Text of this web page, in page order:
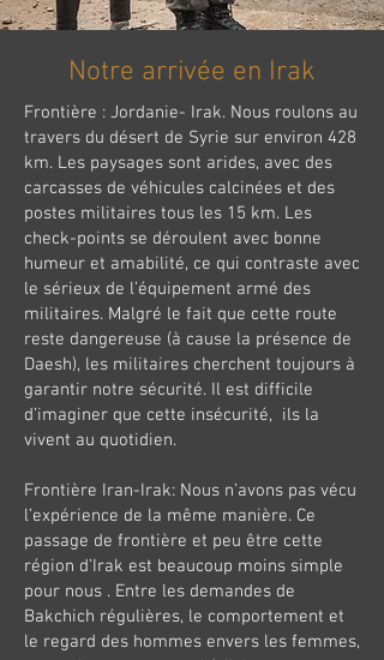
Notre arrivée en Irak
Frontière : Jordanie- Irak. Nous roulons au
travers du désert de Syrie sur environ 428
km. Les paysages sont arides, avec des
carcasses de véhicules calcinées et des
postes militaires tous les 15 km. Les
check-points se déroulent avec bonne
humeur et amabilité, ce qui contraste avec
le sérieux de l’équipement armé des
militaires. Malgré le fait que cette route
reste dangereuse (à cause la présence de
Daesh), les militaires cherchent toujours à
garantir notre sécurité. Il est difficile
d’imaginer que cette insécurité, ils la
vivent au quotidien.
Frontière Iran-Irak: Nous n’avons pas vécu
l’expérience de la même manière. Ce
passage de frontière et peu être cette
région d’Irak est beaucoup moins simple
pour nous . Entre les demandes de
Bakchich régulières, le comportement et
le regard des hommes envers les femmes,